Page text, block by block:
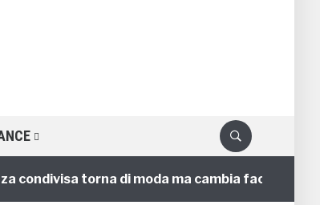
torna di moda ma cambia faccia